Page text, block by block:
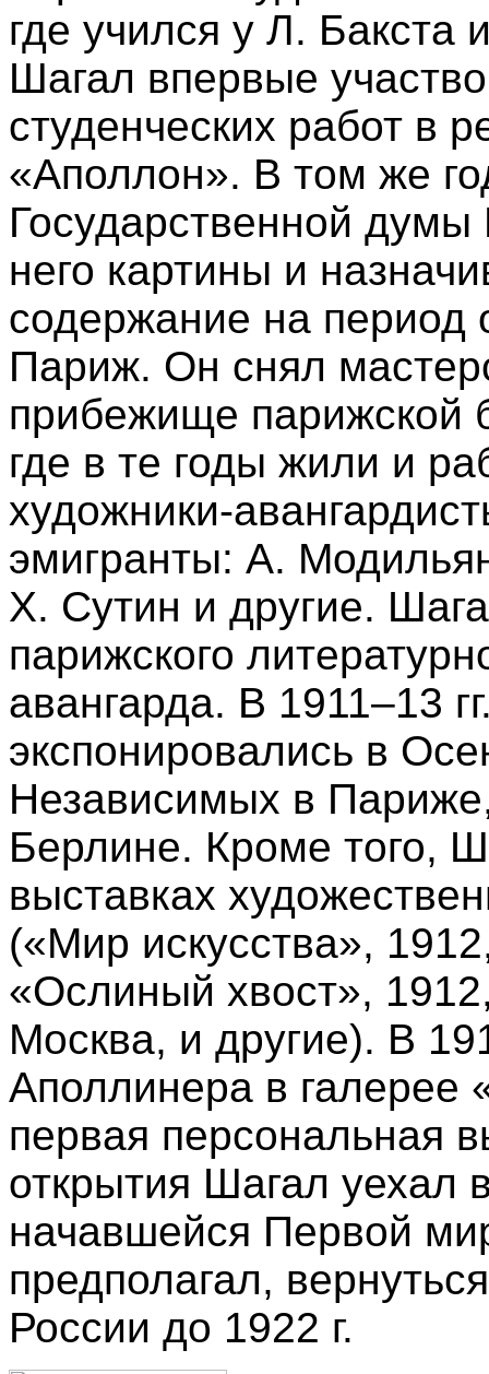
где учился у Л. Бакста
Шагал впервые
студенческих работ в
«Аполлон». В том же
Государственной
него картины и
содержание на период
Париж. Он снял
прибежище
где в те годы жили и
художники-
эмигранты: А.
Х. Сутин и другие.
парижского
авангарда. В 1911–13
экспонировались в
Независимых в
Берлине. Кроме того,
выставках
(«Мир искусства»,
«Ослиный хвост»,
Москва, и другие). В
Аполлинера в галерее
первая персональная
открытия Шагал уехал
начавшейся Первой
предполагал,
России до 1922 г.